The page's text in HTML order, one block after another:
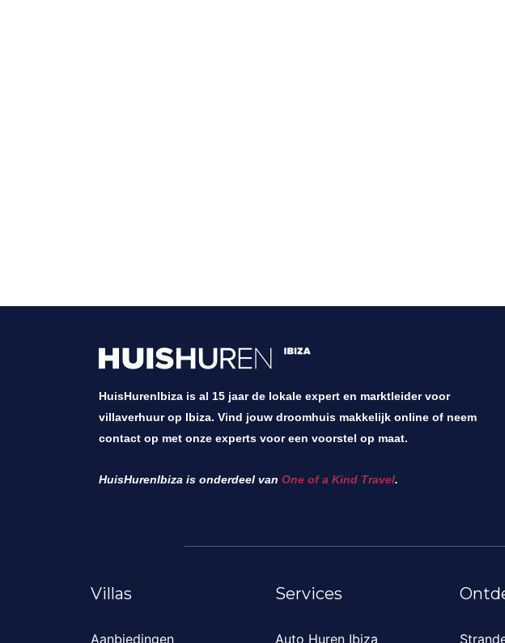
HuisHurenIbiza is al 15 jaar de lokale expert en marktleider voor
villaverhuur op Ibiza. Vind jouw droomhuis makkelijk online of neem
contact op met onze experts voor een voorstel op maat.
HuisHurenIbiza is onderdeel van One of a Kind Travel.
Villas
Aanbiedingen
Services
Auto Huren Ibiza